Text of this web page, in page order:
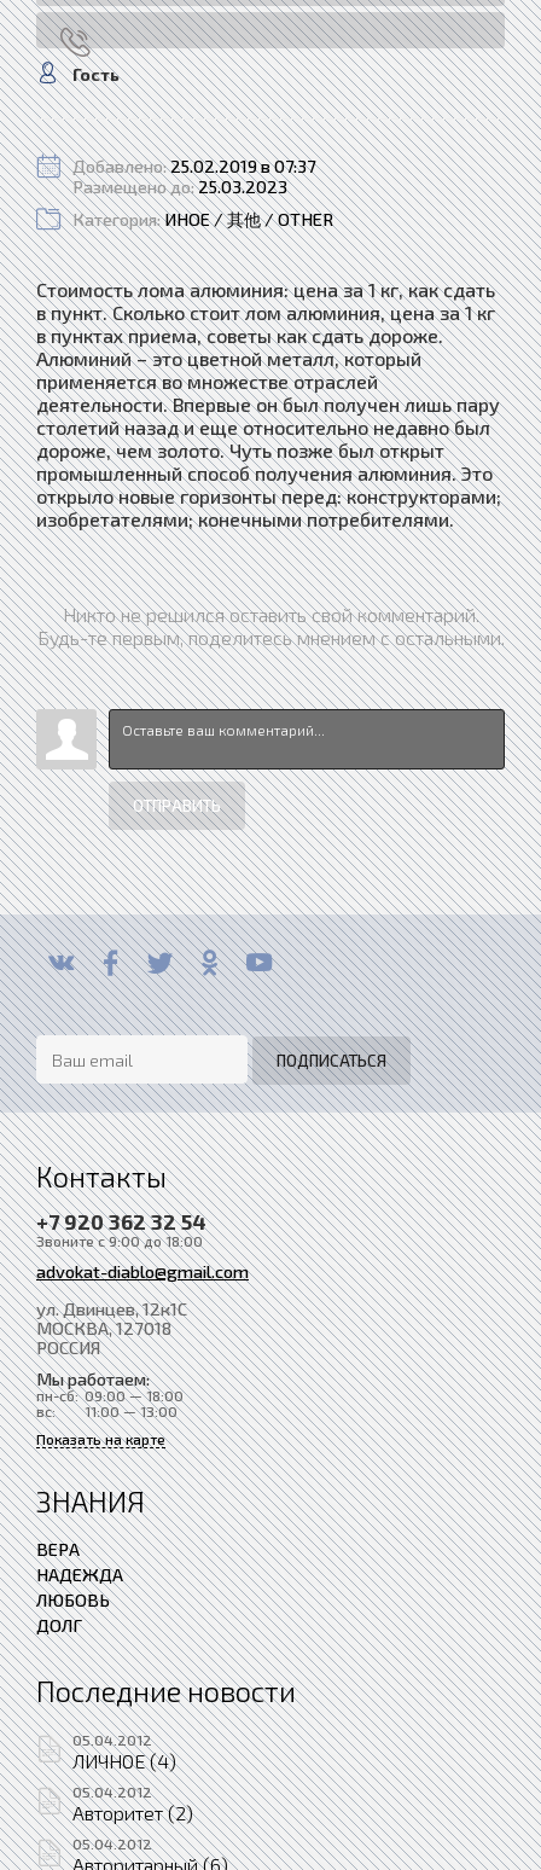
Гость
Добавлено:25.02.2019 в 07:37
Размещено до:25.03.2023
Категория:ИНОЕ / 其他 / OTHER
Стоимость лома алюминия: цена за 1 кг, как сдать
в пункт. Сколько стоит лом алюминия, цена за 1 кг
в пунктах приема, советы как сдать дороже.
Алюминий – это цветной металл, который
применяется во множестве отраслей
деятельности. Впервые он был получен лишь пару
столетий назад и еще относительно недавно был
дороже, чем золото. Чуть позже был открыт
промышленный способ получения алюминия. Это
открыло новые горизонты перед: конструкторами;
изобретателями; конечными потребителями.
Никто не решился оставить свой комментарий.
Будь-те первым, поделитесь мнением с остальными.
ОТПРАВИТЬ
Контакты
+7 920 362 32 54
Звоните с 9:00 до 18:00
advokat-diablo@gmail.com
ул. Двинцев, 12к1С
МОСКВА, 127018
РОССИЯ
Мы работаем:
пн-сб: 09:00 — 18:00
вс:
11:00 — 13:00
Показать на карте
ЗНАНИЯ
ВЕРА
НАДЕЖДА
ЛЮБОВЬ
ДОЛГ
Последние новости
05.04.2012
ЛИЧНОЕ (4)
05.04.2012
Авторитет (2)
05.04.2012
Авторитарный (6)